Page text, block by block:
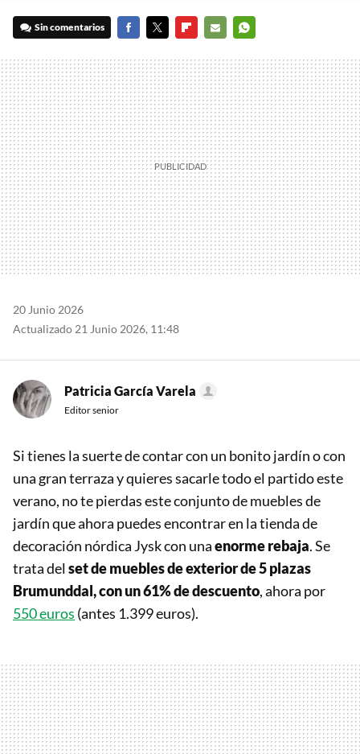
Sin comentarios
MAIL
20 Junio 2026
Actualizado 21 Junio 2026, 11:48
Patricia García Varela
Editor senior
Si tienes la suerte de contar con un bonito jardín o con
una gran terraza y quieres sacarle todo el partido este
verano, no te pierdas este conjunto de muebles de
jardín que ahora puedes encontrar en la tienda de
decoración nórdica Jysk con unaenorme rebaja. Se
trata del set de muebles de exterior de 5 plazas
Brumunddal, con un 61% de descuento, ahora por
550 euros (antes 1.399 euros).